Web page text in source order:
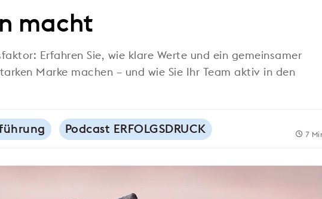
macht
Erfahren Sie, wie klare Werte und ein gemeinsamer
Marke machen – und wie Sie Ihr Team aktiv in den
Podcast ERFOLGSDRUCK 7